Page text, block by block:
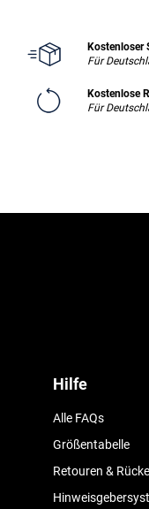
Kostenloser
Für
Kostenlose
Für
Hilfe
Alle FAQs
Größentabelle
Retouren &